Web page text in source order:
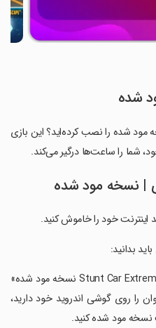
شده
مود شده را نصب کرده‌اید؟ این بازی
شما را ساعت‌ها درگیر می‌کند.
| نسخه مود شده
خود را خاموش کنید.
بدانید:
‏ ‏ 1- پیش از دانلود «بدلکاری حرفه‌ای Stunt Car Extreme نسخه مود شده»
را روی گوشی اندروید خود دارید،
نسخه مود شده کنید.